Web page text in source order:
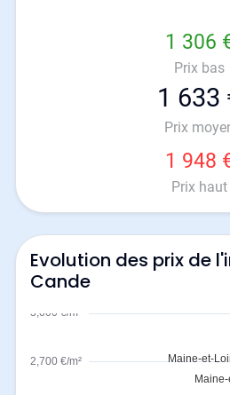
1 306
Prix bas
1 633
Prix
1 948
Prix haut
Evolution des prix de
Cande